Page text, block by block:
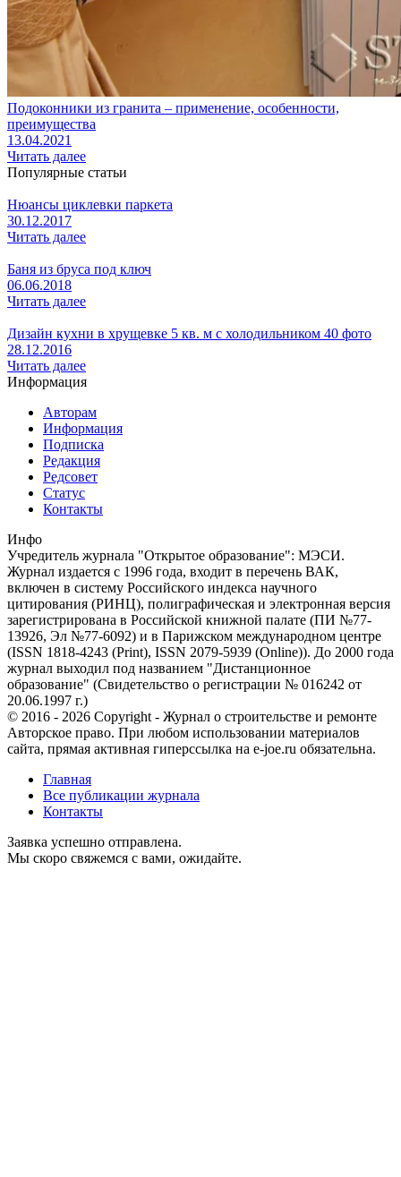
Подоконники из гранита – применение, особенности,
преимущества
13.04.2021
Читать далее
Популярные статьи
Нюансы циклевки паркета
30.12.2017
Читать далее
Баня из бруса под ключ
06.06.2018
Читать далее
Дизайн кухни в хрущевке 5 кв. м с холодильником 40 фото
28.12.2016
Читать далее
Информация
Авторам
Информация
Подписка
Редакция
Редсовет
Статус
Контакты
Инфо
Учредитель журнала "Открытое образование": МЭСИ.
Журнал издается с 1996 года, входит в перечень ВАК,
включен в систему Российского индекса научного
цитирования (РИНЦ), полиграфическая и электронная версия
зарегистрирована в Российской книжной палате (ПИ №77-
13926, Эл №77-6092) и в Парижском международном центре
(ISSN 1818-4243 (Print), ISSN 2079-5939 (Online)). До 2000 года
журнал выходил под названием "Дистанционное
образование" (Свидетельство о регистрации № 016242 от
20.06.1997 г.)
© 2016 - 2026 Copyright - Журнал о строительстве и ремонте
Авторское право. При любом использовании материалов
сайта, прямая активная гиперссылка на e-joe.ru обязательна.
Главная
Все публикации журнала
Контакты
Заявка успешно отправлена.
Мы скоро свяжемся с вами, ожидайте.